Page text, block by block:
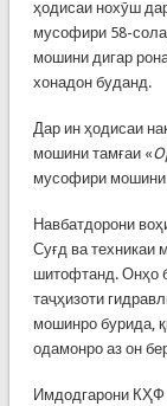
ҳодисаи нохӯш
мусофири 58-
мошини дигар
хонадон буданд.
Дар ин ҳодисаи
мошини тамғаи «
мусофири мошини
Навбатдорони
Суғд ва техникаи
шитофтанд. Онҳо
таҷҳизоти
мошинро бурида,
одамонро аз он
Имдодгарони КҲФ